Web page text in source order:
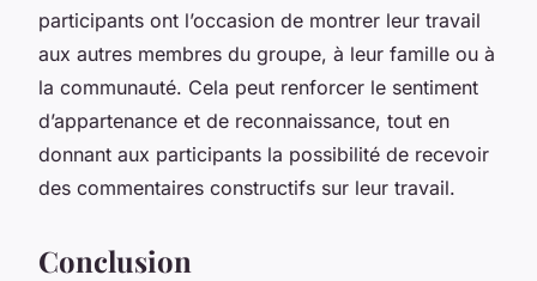
participants ont l’occasion de montrer leur travail
aux autres membres du groupe, à leur famille ou à
la communauté. Cela peut renforcer le sentiment
d’appartenance et de reconnaissance, tout en
donnant aux participants la possibilité de recevoir
des commentaires constructifs sur leur travail.
Conclusion